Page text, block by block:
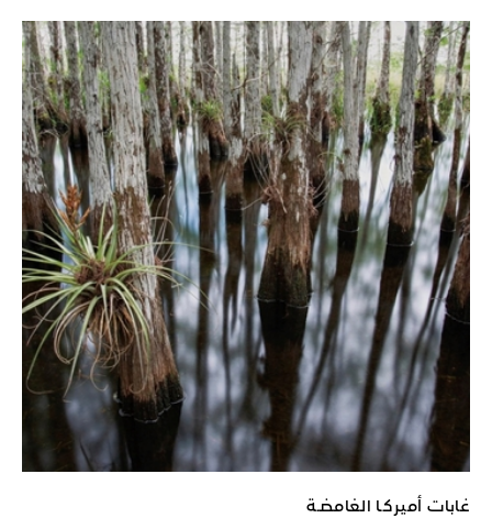
غابات أميركـا الغامضـة